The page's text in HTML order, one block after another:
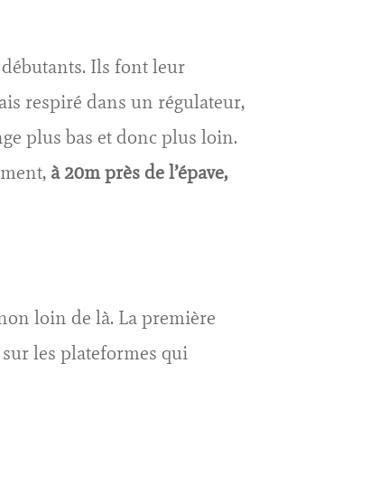
Ils font leur
respiré dans un régulateur,
plus bas et donc plus loin.
à 20m près de l’épave,
loin de là. La première
les plateformes qui